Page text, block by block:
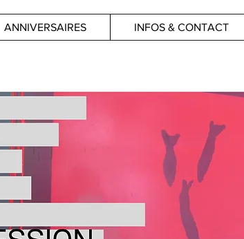
ANNIVERSAIRES INFOS & CONTACT